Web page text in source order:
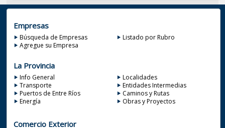
Empresas
Búsqueda de Empresas
Listado por Rubro
Agregue su Empresa
La Provincia
Info General
Localidades
Transporte
Entidades Intermedias
Puertos de Entre Ríos
Caminos y Rutas
Energía
Obras y Proyectos
Comercio Exterior